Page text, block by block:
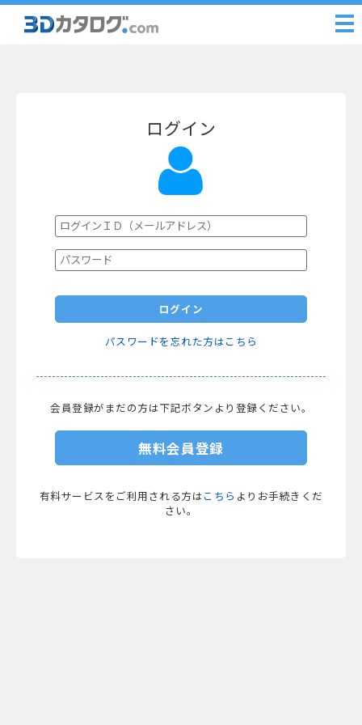
ログイン
ログイン
パスワードを忘れた方はこちら
会員登録がまだの方は下記ボタンより登録ください。
無料会員登録
有料サービスをご利用される方は こちら よりお手続きくだ
さい。